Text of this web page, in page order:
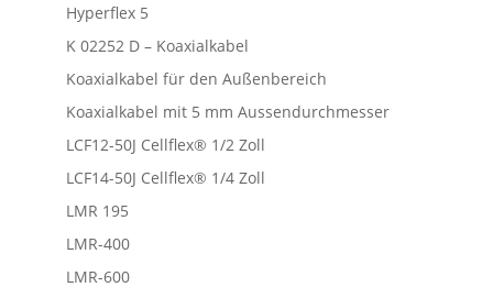
Hyperflex 5
K 02252 D – Koaxialkabel
Koaxialkabel für den Außenbereich
Koaxialkabel mit 5 mm Aussendurchmesser
LCF12-50J Cellflex® 1/2 Zoll
LCF14-50J Cellflex® 1/4 Zoll
LMR 195
LMR-400
LMR-600